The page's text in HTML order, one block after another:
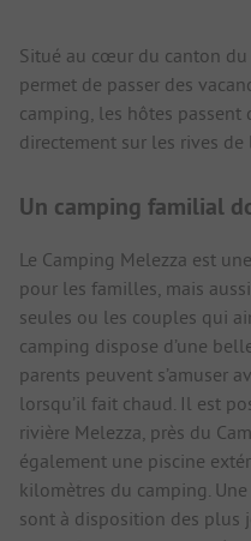
Situé au cœur du canton du
permet de passer des
camping, les hôtes passent
directement sur les rives de
Un camping familial
Le Camping Melezza est
pour les familles, mais
seules ou les couples qui
camping dispose d’une
parents peuvent s’amuser
lorsqu’il fait chaud. Il est
rivière Melezza, près du
également une piscine
kilomètres du camping.
sont à disposition des plus